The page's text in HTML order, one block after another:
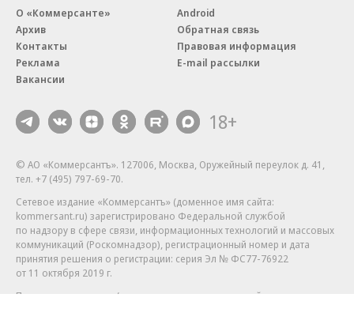
О «Коммерсанте»
Архив
Контакты
Реклама
Вакансии
Android
Обратная связь
Правовая информация
E-mail рассылки
18+
© АО «Коммерсантъ». 127006, Москва, Оружейный переулок д. 41,
тел. +7 (495) 797-69-70.
Сетевое издание «Коммерсантъ» (доменное имя сайта:
kommersant.ru) зарегистрировано Федеральной службой
по надзору в сфере связи, информационных технологий и массовых
коммуникаций (Роскомнадзор), регистрационный номер и дата
принятия решения о регистрации: серия Эл № ФС77-76922
от 11 октября 2019 г.
Партнерские проекты/материалы, новости компаний, материалы